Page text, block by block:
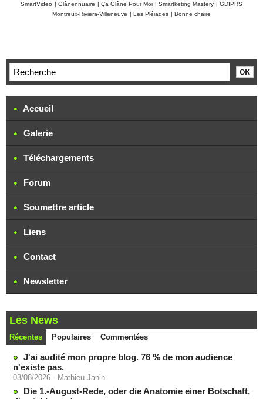
SmartVideo | Glânennuaire | Ça Glâne Pour Moi | Smartketing Mastery | GDIPRS
Montreux-Riviera-Villeneuve | Les Pléiades | Bonne chaire
Accueil
Galerie
Téléchargements
Forum
Soumettre article
Liens
Contact
Newsletter
Les News
Récentes Populaires Commentées
J'ai audité mon propre blog. 76 % de mon audience
n'existe pas.
03/08/2026 - Mathieu Janin
Die 1.-August-Rede, oder die Anatomie einer Botschaft,